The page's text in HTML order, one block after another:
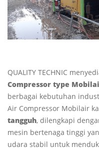
QUALITY TECHNIC
Compressor type
berbagai kebutuhan
Air Compressor Mobilair
tangguh, dilengkapi
mesin bertenaga tinggi
udara stabil untuk